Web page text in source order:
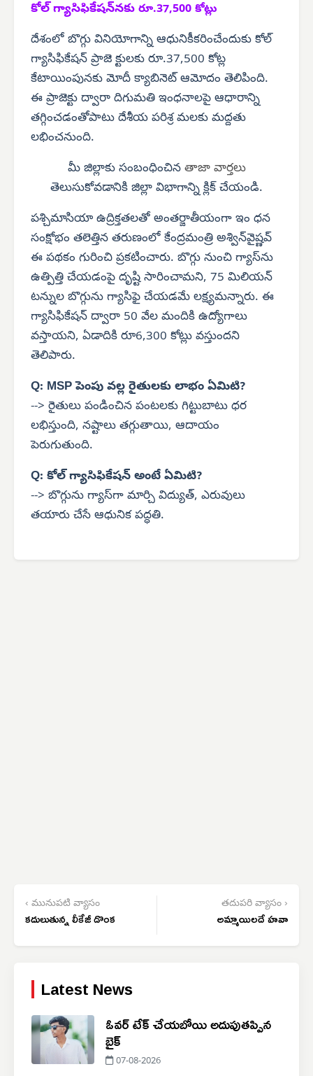
కోల్ గ్యాసిఫికేషన్‌నకు రూ.37,500 కోట్లు
దేశంలో బొగ్గు వినియోగాన్ని ఆధునికీకరించేందుకు కోల్
గ్యాసిఫికేషన్ ప్రాజె క్టులకు రూ.37,500 కోట్ల
కేటాయింపునకు మోదీ క్యాబినెట్ ఆమోదం తెలిపింది.
ఈ ప్రాజెక్టు ద్వారా దిగుమతి ఇంధనాలపై ఆధారాన్ని
తగ్గించడంతోపాటు దేశీయ పరిశ్ర మలకు మద్దతు
లభించనుంది.
మీ జిల్లాకు సంబంధించిన తాజా వార్తలు
తెలుసుకోవడానికి జిల్లా విభాగాన్ని క్లిక్ చేయండి.
పశ్చిమాసియా ఉద్రిక్తతలతో అంతర్జాతీయంగా ఇం ధన
సంక్షోభం తలెత్తిన తరుణంలో కేంద్రమంత్రి అశ్విన్‌వైష్ణవ్
ఈ పథకం గురించి ప్రకటించారు. బొగ్గు నుంచి గ్యాస్‌ను
ఉత్పిత్తి చేయడంపై దృష్టి సారించామని, 75 మిలియన్
టన్నుల బొగ్గును గ్యాసిఫై చేయడమే లక్ష్యమన్నారు. ఈ
గ్యాసిఫికేషన్ ద్వారా 50 వేల మందికి ఉద్యోగాలు
వస్తాయని, ఏడాదికి రూ6,300 కోట్లు వస్తుందని
తెలిపారు.
Q: MSP పెంపు వల్ల రైతులకు లాభం ఏమిటి?
--> రైతులు పండించిన పంటలకు గిట్టుబాటు ధర
లభిస్తుంది, నష్టాలు తగ్గుతాయి, ఆదాయం
పెరుగుతుంది.
Q: కోల్ గ్యాసిఫికేషన్ అంటే ఏమిటి?
--> బొగ్గును గ్యాస్‌గా మార్చి విద్యుత్, ఎరువులు
తయారు చేసే ఆధునిక పద్ధతి.
‹ మునుపటి వ్యాసం
కదులుతున్న లీకేజీ డొంక
తదుపరి వ్యాసం ›
అమ్మాయిలదే హవా
Latest News
ఓవర్ టేక్ చేయబోయి అదుపుతప్పిన
బైక్
07-08-2026